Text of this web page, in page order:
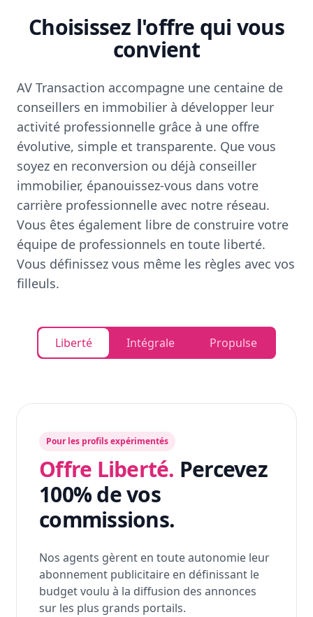
Choisissez l'offre qui vous
convient
AV Transaction accompagne une centaine de
conseillers en immobilier à développer leur
activité professionnelle grâce à une offre
évolutive, simple et transparente. Que vous
soyez en reconversion ou déjà conseiller
immobilier, épanouissez-vous dans votre
carrière professionnelle avec notre réseau.
Vous êtes également libre de construire votre
équipe de professionnels en toute liberté.
Vous définissez vous même les règles avec vos
filleuls.
Liberté Intégrale Propulse
Pour les profils expérimentés
Offre Liberté. Percevez
100% de vos
commissions.
Nos agents gèrent en toute autonomie leur
abonnement publicitaire en définissant le
budget voulu à la diffusion des annonces
sur les plus grands portails.